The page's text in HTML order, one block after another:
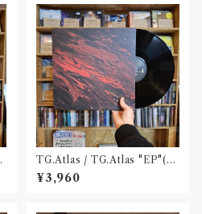
TG.Atlas / TG.Atlas "EP"(12
inch)〝旭川〟
¥3,960